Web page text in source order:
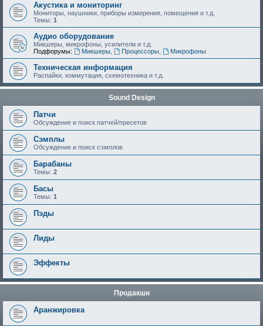
Акустика и мониторинг
Мониторы, наушники, приборы измерения, помещения и т.д.
Темы: 1
Аудио оборудование
Микшеры, микрофоны, усилители и т.д.
Подфорумы:
Микшеры, Процессоры, Микрофоны
Техническая информация
Распайки, коммутация, схемотехника и т.д.
Sound Design
Патчи
Обсуждение и поиск патчей/пресетов
Сэмплы
Обсуждение и поиск сэмплов
Барабаны
Темы: 2
Басы
Темы: 1
Пэды
Лиды
Эффекты
Продакшн
Аранжировка